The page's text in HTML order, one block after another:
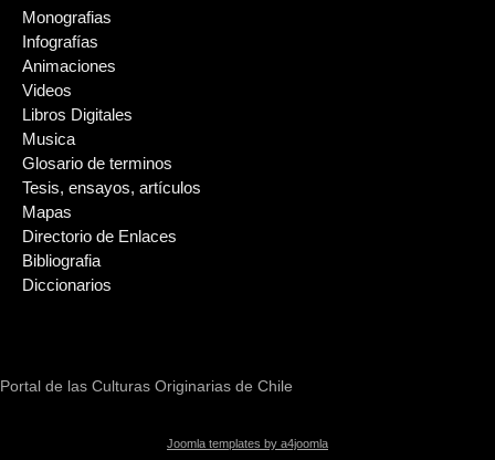
Monografias
Infografías
Animaciones
Videos
Libros Digitales
Musica
Glosario de terminos
Tesis, ensayos, artículos
Mapas
Directorio de Enlaces
Bibliografia
Diccionarios
Portal de las Culturas Originarias de Chile
Joomla templates by a4joomla